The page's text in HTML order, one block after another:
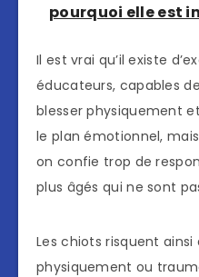
pourquoi elle est
Il est vrai qu’il existe
éducateurs, capables
blesser physiquement
le plan émotionnel,
on confie trop de
plus âgés qui ne sont
Les chiots risquent ainsi
physiquement ou